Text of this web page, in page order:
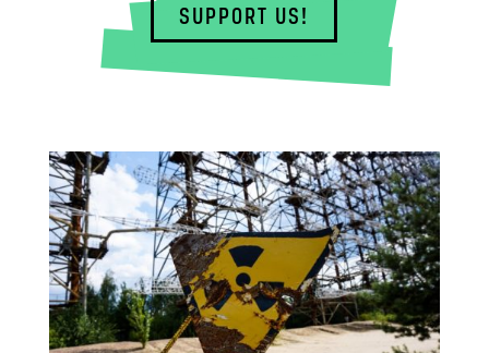
SUPPORT US!